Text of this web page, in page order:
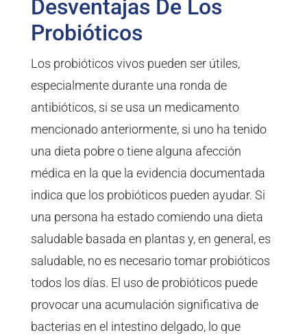
Desventajas De Los
Probióticos
Los probióticos vivos pueden ser útiles,
especialmente durante una ronda de
antibióticos, si se usa un medicamento
mencionado anteriormente, si uno ha tenido
una dieta pobre o tiene alguna afección
médica en la que la evidencia documentada
indica que los probióticos pueden ayudar. Si
una persona ha estado comiendo una dieta
saludable basada en plantas y, en general, es
saludable, no es necesario tomar probióticos
todos los días. El uso de probióticos puede
provocar una acumulación significativa de
bacterias en el intestino delgado, lo que